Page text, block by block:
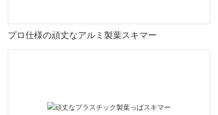
プロ仕様の頑丈なアルミ製葉スキマー